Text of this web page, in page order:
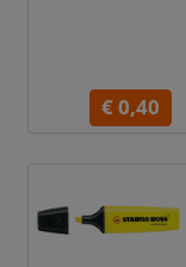
€ 0,40